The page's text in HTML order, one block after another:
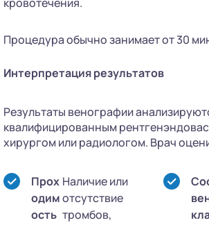
Процедура обычно занимает от 30
Интерпретация результатов
Результаты венографии
квалифицированным
хирургом или радиологом. Врач
Прох
одим
ость
Наличие или
отсутствие
тромбов,